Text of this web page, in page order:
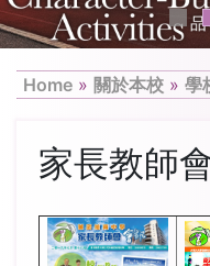
Home » 關於本校 » 學
家長教師